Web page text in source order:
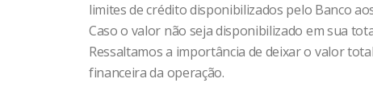
limites de crédito disponibilizados pelo Banco
Caso o valor não seja disponibilizado em sua
Ressaltamos a importância de deixar o valor
financeira da operação.